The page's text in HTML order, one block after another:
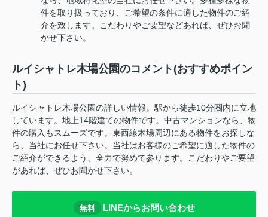
件を取り扱っており、ご希望の条件に適した物件のご紹
介を致します。こだわりやご要望などあれば、ぜひお聞
かせ下さい。
ルイシャトレ木場公園のコメント(おすすめポイン
ト)
ルイシャトレ木場公園の詳しい情報。駅から徒歩10分圏内に立地
しています。地上14階建ての物件です。中古マンションなら、物
件の購入もスムーズです。東西線木場周辺にある物件をお探しな
ら、当社にお任せ下さい。当社はお客様のご希望に適した物件の
ご紹介ができるよう、全力で努めて参ります。こだわりやご要望
があれば、ぜひお聞かせ下さい。
無料 LINEからお問い合わせ